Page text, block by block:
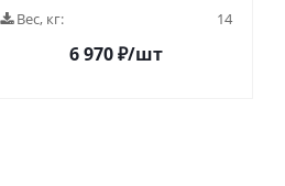
Вес, кг: 14
6 970₽/шт